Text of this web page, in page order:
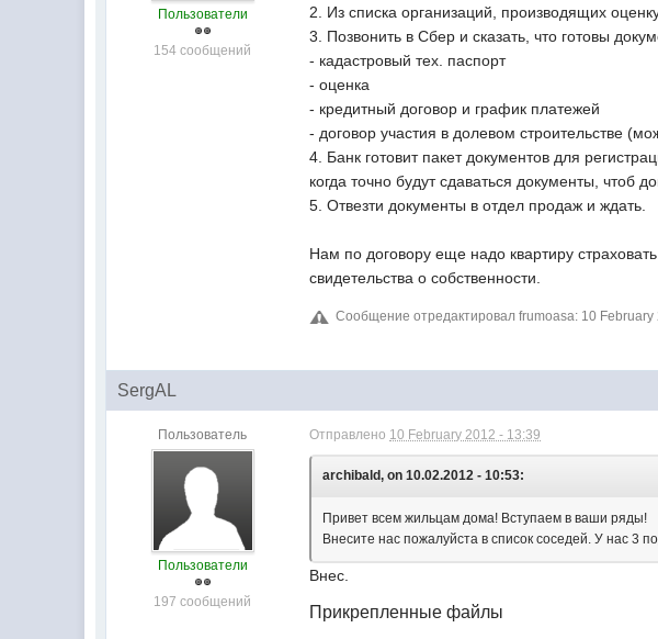
Пользователи
154 сообщений
2. Из списка организаций, производящих
3. Позвонить в Сбер и сказать, что готовы
- кадастровый тех. паспорт
- оценка
- кредитный договор и график платежей
- договор участия в долевом строительстве
4. Банк готовит пакет документов для
когда точно будут сдаваться документы, чтоб
5. Отвезти документы в отдел продаж и ждать.
Нам по договору еще надо квартиру
свидетельства о собственности.
Сообщение отредактировал frumoasa: 10 February
SergAL
Пользователь
Пользователи
197 сообщений
Отправлено 10 February 2012 - 13:39
archibald, on 10.02.2012 - 10:53:
Привет всем жильцам дома! Вступаем в ваши ряды!
Внесите нас пожалуйста в список соседей. У нас 3
Внес.
Прикрепленные файлы